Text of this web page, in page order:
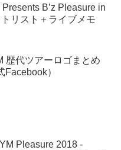
Presents B’z Pleasure in
リスト＋ライブメモ
歴代ツアーロゴまとめ
Facebook）
Pleasure 2018 -